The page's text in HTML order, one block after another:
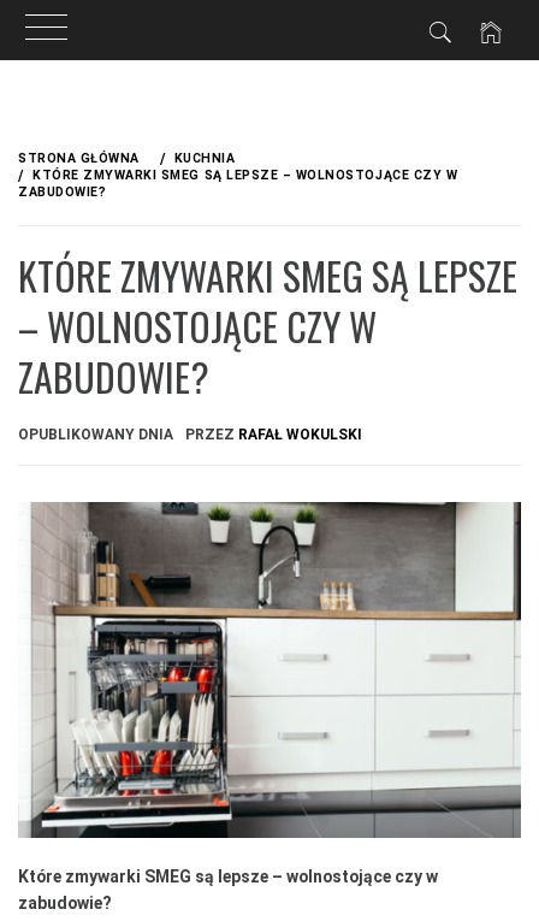
treściSTRONA GŁÓWNA
KUCHNIA
KTÓRE ZMYWARKI SMEG SĄ LEPSZE – WOLNOSTOJĄCE CZY W
ZABUDOWIE?
KTÓRE ZMYWARKI SMEG SĄ LEPSZE
– WOLNOSTOJĄCE CZY W
ZABUDOWIE?
OPUBLIKOWANY DNIA PRZEZ RAFAŁ WOKULSKI
Które zmywarki SMEG są lepsze – wolnostojące czy w
zabudowie?